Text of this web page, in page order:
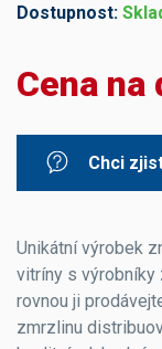
Dostupnost:
Cena na
Chci
Unikátní výrobek
vitríny s výrobníky
rovnou ji
zmrzlinu